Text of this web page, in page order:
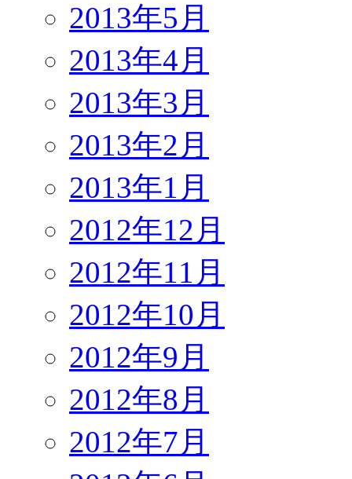
2013年5月
2013年4月
2013年3月
2013年2月
2013年1月
2012年12月
2012年11月
2012年10月
2012年9月
2012年8月
2012年7月